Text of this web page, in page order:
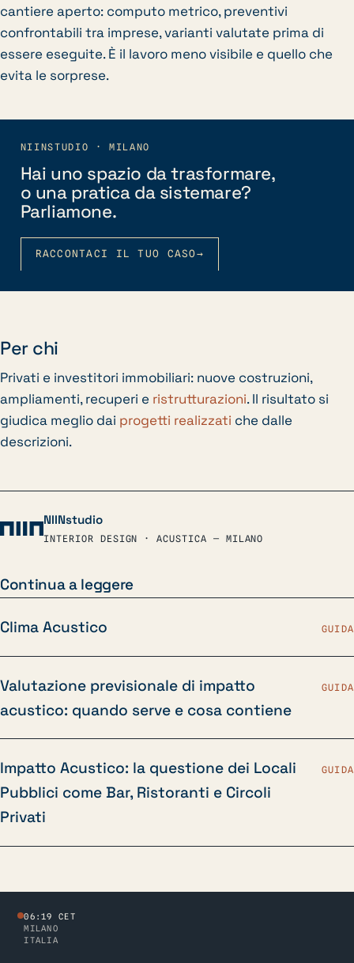
cantiere aperto: computo metrico, preventivi
confrontabili tra imprese, varianti valutate prima di
essere eseguite. È il lavoro meno visibile e quello che
evita le sorprese.
NIINSTUDIO · MILANO
Hai uno spazio da trasformare,
o una pratica da sistemare?
Parliamone.
RACCONTACI IL TUO CASO→
Per chi
Privati e investitori immobiliari: nuove costruzioni,
ampliamenti, recuperi e ristrutturazioni. Il risultato si
giudica meglio dai progetti realizzati che dalle
descrizioni.
NIINstudio
INTERIOR DESIGN · ACUSTICA — MILANO
Continua a leggere
Clima Acustico GUIDA
Valutazione previsionale di impatto
acustico: quando serve e cosa contiene
GUIDA
Impatto Acustico: la questione dei Locali
Pubblici come Bar, Ristoranti e Circoli
Privati
GUIDA
06:19 CET
MILANO
ITALIA